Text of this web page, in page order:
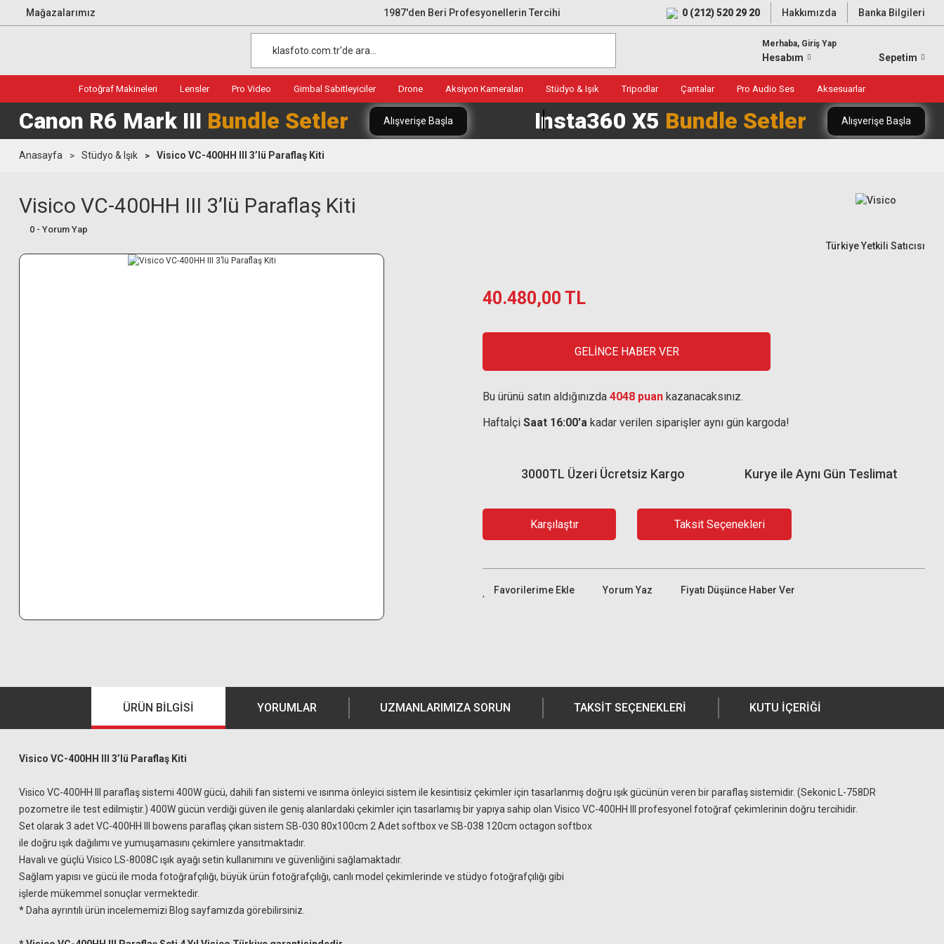
Mağazalarımız 1987'den Beri Profesyonellerin Tercihi 0 (212) 520 29 20 Hakkımızda Banka Bilgileri
Merhaba, Giriş Yap
Hesabım Sepetim
Fotoğraf Makineleri Lensler Pro Video Gimbal Sabitleyiciler Drone Aksiyon Kameraları Stüdyo & Işık Tripodlar Çantalar Pro Audio Ses Aksesuarlar
Canon R6 Mark III Bundle Setler Alışverişe Başla Insta360 X5 Bundle Setler Alışverişe Başla
Anasayfa Stüdyo & Işık Visico VC-400HH III 3’lü Paraflaş Kiti
Visico VC-400HH III 3’lü Paraflaş Kiti
0 - Yorum Yap
Türkiye Yetkili Satıcısı
40.480,00 TL
GELİNCE HABER VER
Bu ürünü satın aldığınızda 4048 puan kazanacaksınız.
Haftaİçi Saat 16:00'a kadar verilen siparişler aynı gün kargoda!
Kurye ile Aynı Gün Teslimat
3000TL Üzeri Ücretsiz Kargo
Karşılaştır Taksit Seçenekleri
Yorum Yaz Fiyatı Düşünce Haber Ver
ÜRÜN BILGISI YORUMLAR UZMANLARIMIZA SORUN TAKSIT SEÇENEKLERI KUTU İÇERIĞI
Visico VC-400HH III 3’lü Paraflaş Kiti
Visico VC-400HH III paraflaş sistemi 400W gücü, dahili fan sistemi ve ısınma önleyici sistem ile kesintisiz çekimler için tasarlanmış doğru ışık gücünün veren bir paraflaş sistemidir. (Sekonic L-758DR
pozometre ile test edilmiştir.) 400W gücün verdiği güven ile geniş alanlardaki çekimler için tasarlamış bir yapıya sahip olan Visico VC-400HH III profesyonel fotoğraf çekimlerinin doğru tercihidir.
Set olarak 3 adet VC-400HH III bowens paraflaş çıkan sistem SB-030 80x100cm 2 Adet softbox ve SB-038 120cm octagon softbox
ile doğru ışık dağılımı ve yumuşamasını çekimlere yansıtmaktadır.
Havalı ve güçlü Visico LS-8008C ışık ayağı setin kullanımını ve güvenliğini sağlamaktadır.
Sağlam yapısı ve gücü ile moda fotoğrafçılığı, büyük ürün fotoğrafçılığı, canlı model çekimlerinde ve stüdyo fotoğrafçılığı gibi
işlerde mükemmel sonuçlar vermektedir.
* Daha ayrıntılı ürün incelememizi Blog sayfamızda görebilirsiniz.